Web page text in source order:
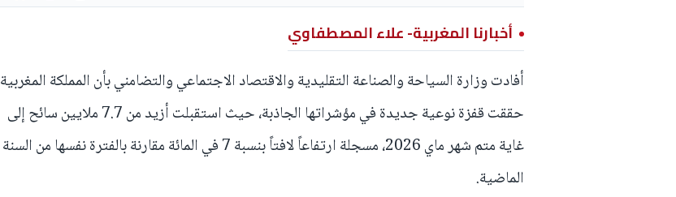
أخبارنا المغربية- علاء المصطفاوي
أفادت وزارة السياحة والصناعة التقليدية والاقتصاد الاجتماعي والتضامني بأن المملكة المغربية
حققت قفزة نوعية جديدة في مؤشراتها الجاذبة، حيث استقبلت أزيد من 7.7 ملايين سائح إلى
غاية متم شهر ماي 2026، مسجلة ارتفاعاً لافتاً بنسبة 7 في المائة مقارنة بالفترة نفسها من السنة
الماضية.